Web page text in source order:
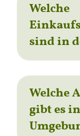
Welche
sind in
Welche
gibt es